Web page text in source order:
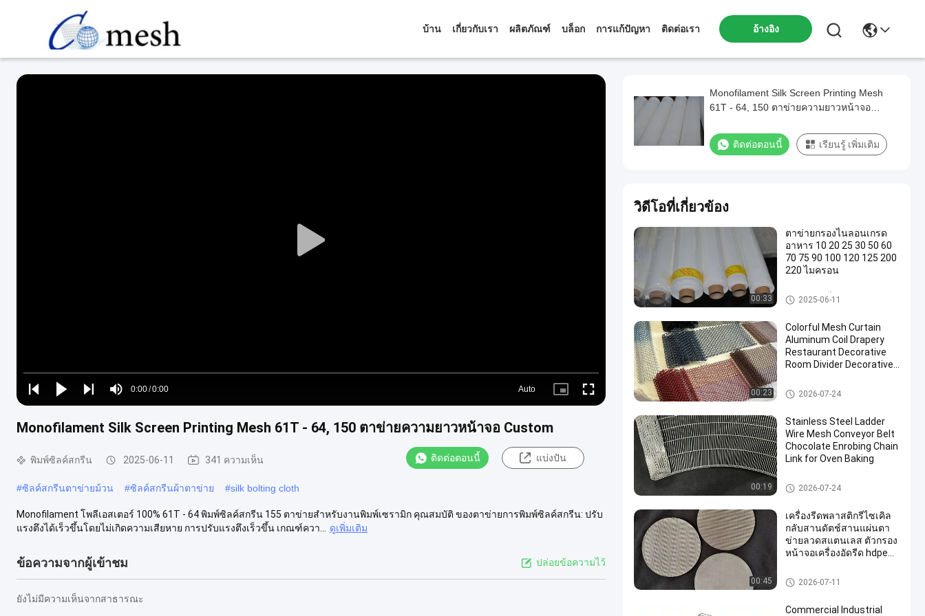
บ้าน เกี่ยวกับเรา ผลิตภัณฑ์ บล็อก การแก้ปัญหา ติดต่อเรา อ้างอิง
Play
Play
Play
Play
Mute
Time
0:00/0:00
Loaded:
0%
Auto
Picture- Fullscreen
Monofilament Silk Screen Printing Mesh 61T - 64, 150 ตาข่ายความยาวหน้าจอ Custom
พิมพ์ซิลค์สกรีน 2025-06-11 341 ความเห็น ติดต่อตอนนี้ แบ่งปัน
#ซิลค์สกรีนตาข่ายม้วน #ซิลค์สกรีนผ้าตาข่าย #silk bolting cloth
Monofilament โพลีเอสเตอร์ 100% 61T - 64 พิมพ์ซิลค์สกรีน 155 ตาข่ายสำหรับงานพิมพ์เซรามิก คุณสมบัติ ของตาข่ายการพิมพ์ซิลค์สกรีน: ปรับ
แรงตึงได้เร็วขึ้นโดยไม่เกิดความเสียหาย การปรับแรงตึงเร็วขึ้น เกณฑ์ควา...
ดูเพิ่มเติม
ข้อความจากผู้เข้าชม ปล่อยข้อความไว้
ยังไม่มีความเห็นจากสาธารณะ
Monofilament Silk Screen Printing Mesh
61T - 64, 150 ตาข่ายความยาวหน้าจอ
ติดต่อตอนนี้ เรียนรู้ เพิ่มเติม
วิดีโอที่เกี่ยวข้อง
00:33
ตาข่ายกรองไนลอนเกรด
อาหาร 10 20 25 30 50 60
70 75 90 100 120 125 200
220 ไมครอน
ตาข่ายกรองไนลอน
2025-06-11
00:23
Colorful Mesh Curtain
Aluminum Coil Drapery
Restaurant Decorative
Room Divider Decorative
ลวดตาข่ายตกแต่ง
2026-07-24
00:19
Stainless Steel Ladder
Wire Mesh Conveyor Belt
Chocolate Enrobing Chain
Link for Oven Baking
สายพานลำเลียงลวดตาข่าย
2026-07-24
00:45
เครื่องรีดพลาสติกรีไซเคิล
กลับสานดัตช์สานแผ่นตา
ข่ายลวดสแตนเลส ตัวกรอง
หน้าจอเครื่องอัดรีด hdpe
ลวดตาข่ายสแตนเลส
2026-07-11
Commercial Industrial